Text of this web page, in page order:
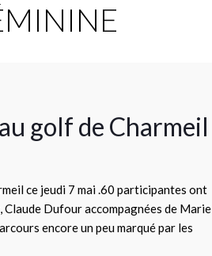
golf de Charmeil
ce jeudi 7 mai .60 participantes ont
Dufour accompagnées de Marie
encore un peu marqué par les